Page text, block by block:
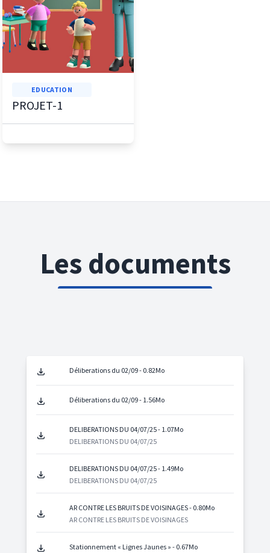
EDUCATION
PROJET-1
Les documents
Déliberations du 02/09 - 0.82Mo
Déliberations du 02/09 - 1.56Mo
DELIBERATIONS DU 04/07/25 - 1.07Mo
DELIBERATIONS DU 04/07/25
DELIBERATIONS DU 04/07/25 - 1.49Mo
DELIBERATIONS DU 04/07/25
AR CONTRE LES BRUITS DE VOISINAGES - 0.80Mo
AR CONTRE LES BRUITS DE VOISINAGES
Stationnement « Lignes Jaunes » - 0.67Mo